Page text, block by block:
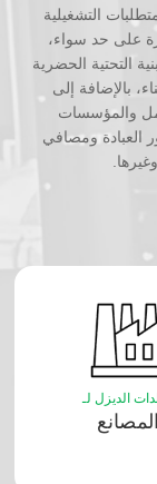
التشغيلية
على حد سواء،
التحتية الحضرية
بالإضافة إلى
والمؤسسات
العبادة ومصافي
الديزل لـ
المصانع